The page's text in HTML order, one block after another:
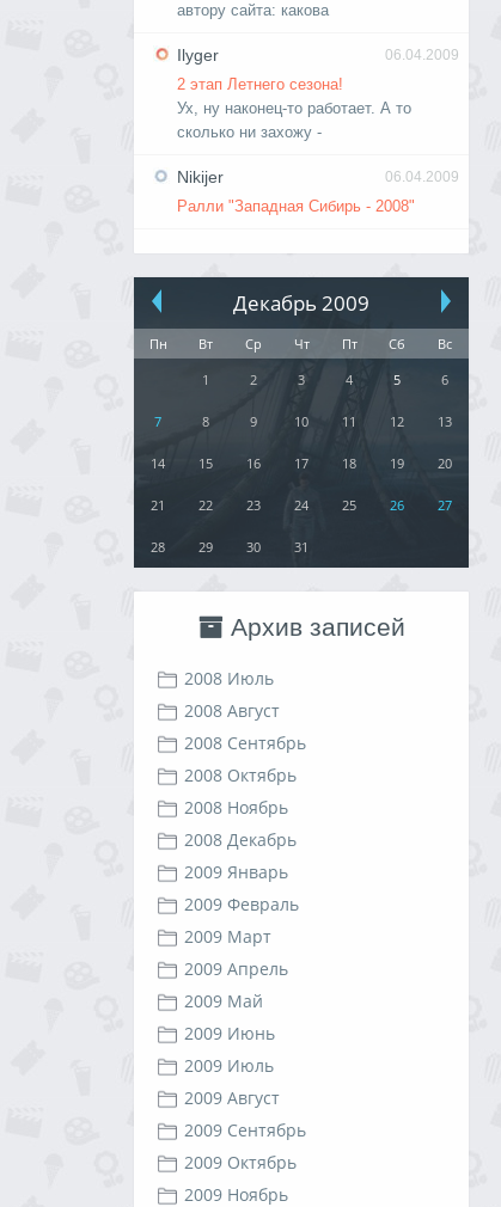
автору сайта: какова
06.04.2009
Ilyger
2 этап Летнего сезона!
Ух, ну наконец-то работает. А то
сколько ни захожу -
06.04.2009
Nikijer
Ралли "Западная Сибирь - 2008"
Декабрь 2009
Пн Вт Ср Чт Пт Сб
Вс
1
2 3 4 5 6
7 8 9 10 11 12 13
14 15 16 17 18 19 20
21 22 23 24 25 26 27
28 29 30 31
Архив записей
2008 Июль
2008 Август
2008 Сентябрь
2008 Октябрь
2008 Ноябрь
2008 Декабрь
2009 Январь
2009 Февраль
2009 Март
2009 Апрель
2009 Май
2009 Июнь
2009 Июль
2009 Август
2009 Сентябрь
2009 Октябрь
2009 Ноябрь